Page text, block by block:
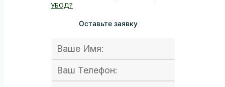
УБОД?
Оставьте заявку